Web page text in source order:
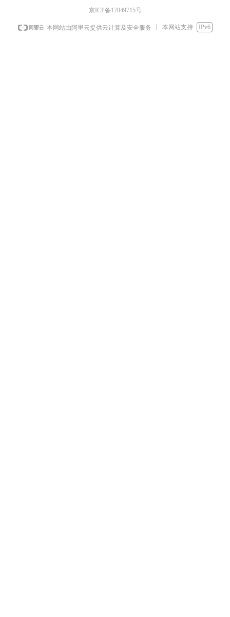
京ICP备17049715号
本网站由阿里云提供云计算及安全服务 本网站支持 IPv6